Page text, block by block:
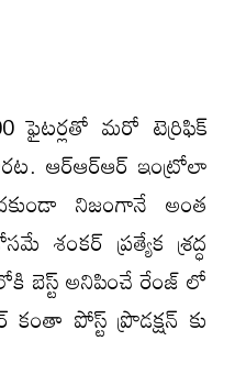
ఫైటర్లతో మరో టెర్రిఫిక్
ఆర్ఆర్ఆర్ ఇంట్రోలా
నిజంగానే అంత
శంకర్ ప్రత్యేక శ్రద్ధ
బెస్ట్ అనిపించే రేంజ్ లో
పోస్ట్ ప్రొడక్షన్ కు